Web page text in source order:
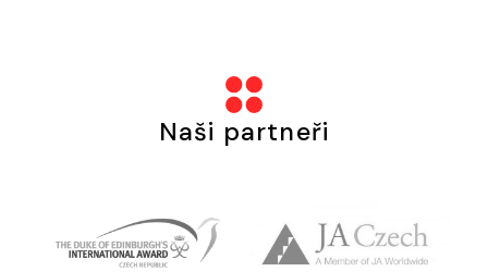
Naši partneři